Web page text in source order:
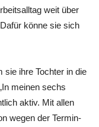
weit über
könne sie sich
sie ihre Tochter in die
meinen sechs
aktiv. Mit allen
wegen der Termin-